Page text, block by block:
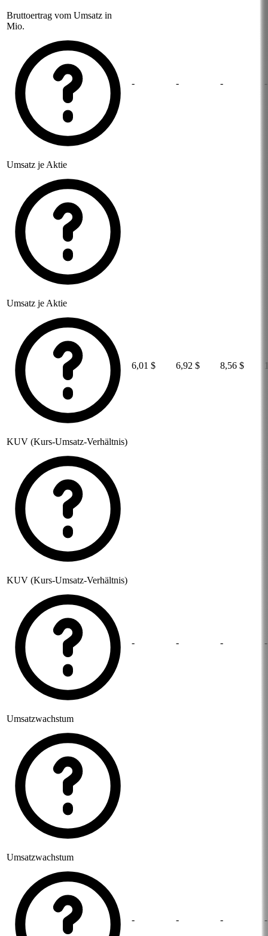
Bruttoertrag vom Umsatz in
Mio.
- - - -
Umsatz je Aktie
Umsatz je Aktie
6,01 $ 6,92 $ 8,56 $
KUV (Kurs-Umsatz-Verhältnis)
KUV (Kurs-Umsatz-Verhältnis)
- - - -
Umsatzwachstum
Umsatzwachstum
- - - -